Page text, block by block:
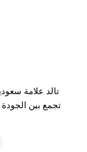
تالد علامة
تجمع بين